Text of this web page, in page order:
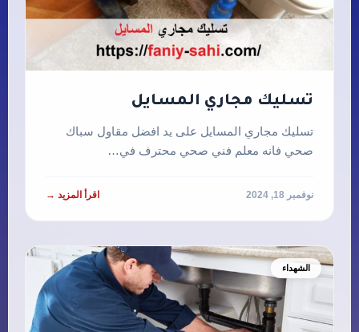
تسليك مجاري المسايل
تسليك مجاري المسايل على يد افضل مقاول سباك
صحي فانه معلم فني صحي محترف في…
نوفمبر 18, 2024 اقرأ المزيد →
الشهداء